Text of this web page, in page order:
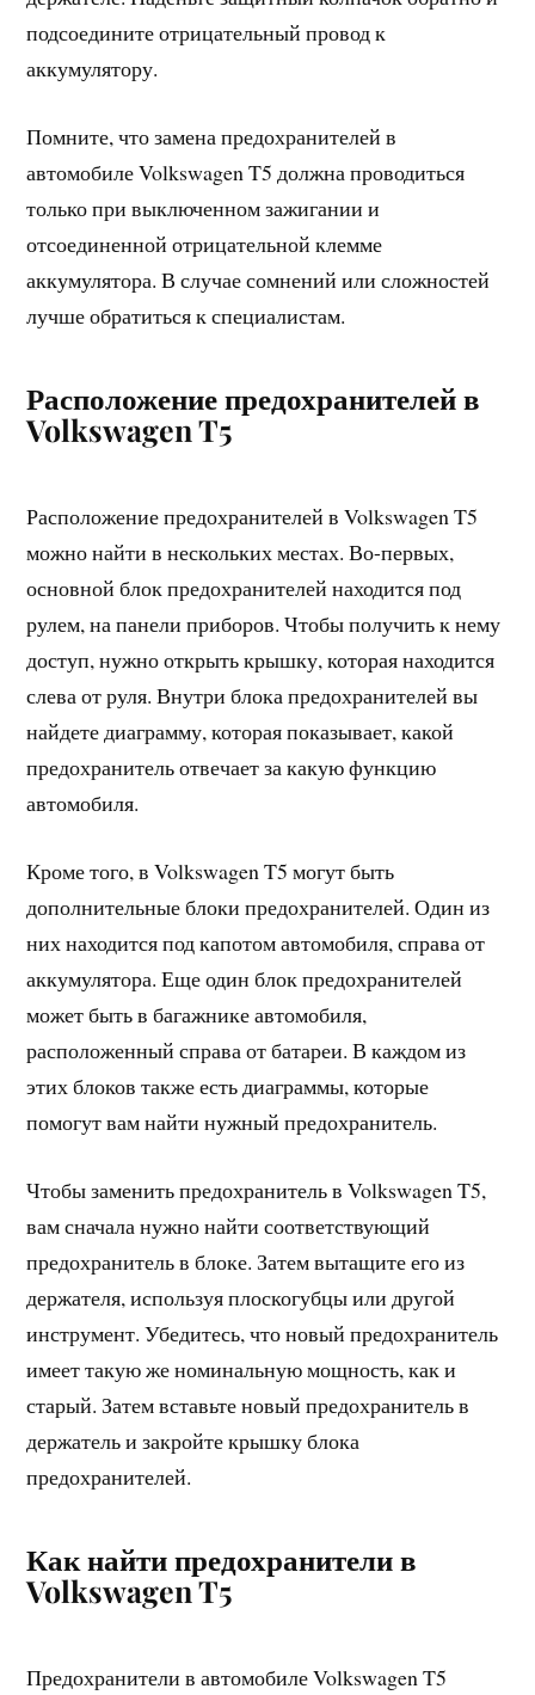
подсоедините отрицательный провод к
аккумулятору.
Помните, что замена предохранителей в
автомобиле Volkswagen T5 должна проводиться
только при выключенном зажигании и
отсоединенной отрицательной клемме
аккумулятора. В случае сомнений или сложностей
лучше обратиться к специалистам.
Расположение предохранителей в
Volkswagen T5
Расположение предохранителей в Volkswagen T5
можно найти в нескольких местах. Во-первых,
основной блок предохранителей находится под
рулем, на панели приборов. Чтобы получить к нему
доступ, нужно открыть крышку, которая находится
слева от руля. Внутри блока предохранителей вы
найдете диаграмму, которая показывает, какой
предохранитель отвечает за какую функцию
автомобиля.
Кроме того, в Volkswagen T5 могут быть
дополнительные блоки предохранителей. Один из
них находится под капотом автомобиля, справа от
аккумулятора. Еще один блок предохранителей
может быть в багажнике автомобиля,
расположенный справа от батареи. В каждом из
этих блоков также есть диаграммы, которые
помогут вам найти нужный предохранитель.
Чтобы заменить предохранитель в Volkswagen T5,
вам сначала нужно найти соответствующий
предохранитель в блоке. Затем вытащите его из
держателя, используя плоскогубцы или другой
инструмент. Убедитесь, что новый предохранитель
имеет такую же номинальную мощность, как и
старый. Затем вставьте новый предохранитель в
держатель и закройте крышку блока
предохранителей.
Как найти предохранители в
Volkswagen T5
Предохранители в автомобиле Volkswagen T5